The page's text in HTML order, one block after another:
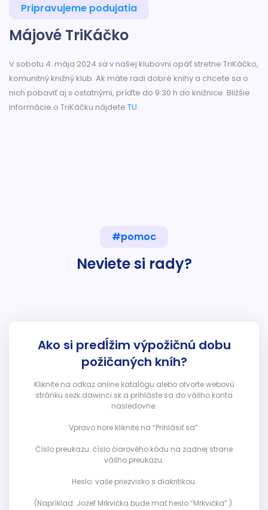
Pripravujeme podujatia
Májové TriKáčko
V sobotu 4. mája 2024 sa v našej klubovni opäť stretne TriKáčko,
komunitný knižný klub. Ak máte radi dobré knihy a chcete sa o
nich pobaviť aj s ostatnými, príďte do 9:30 h do knižnice. Bližšie
informácie o TriKáčku nájdete TU.
#pomoc
Neviete si rady?
Ako si predĺžim výpožičnú dobu
požičaných kníh?
Kliknite na odkaz online katalógu alebo otvorte webovú
stránku sezk.dawinci.sk a prihláste sa do vášho konta
nasledovne:
Vpravo hore kliknite na “Prihlásiť sa”:
Číslo preukazu: číslo čiarového kódu na zadnej strane
vášho preukazu.
Heslo: vaše priezvisko s diakritikou.
(Napríklad: Jozef Mrkvička bude mať heslo “Mrkvička”.).